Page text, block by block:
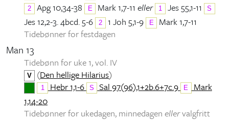
2 Apg 10,34-38 E Mark 1,7-11 eller 1 Jes 55,1-11 S
Jes 12,2-3. 4bcd. 5-6 2 1 Joh 5,1-9 E Mark 1,7-11
Tidebønner for festdagen
Man 13
Tidebønn for uke 1, vol. IV
V (Den hellige Hilarius)
1 Hebr 1,1-6 S Sal 97(96),1+2b.6+7c.9 E Mark
1,14-20
Tidebønner for ukedagen, minnedagen ellervalgfritt